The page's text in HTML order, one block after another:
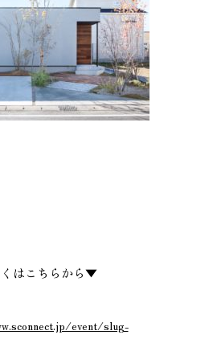
はこちらから▼
event/slug-